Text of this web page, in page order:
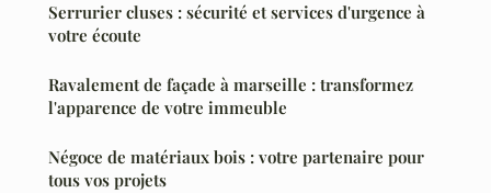
Serrurier cluses : sécurité et services d'urgence à
votre écoute
Ravalement de façade à marseille : transformez
l'apparence de votre immeuble
Négoce de matériaux bois : votre partenaire pour
tous vos projets